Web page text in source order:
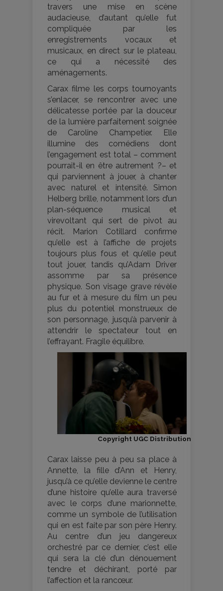
travers une mise en scène
audacieuse, d’autant qu’elle fut
compliquée par les
enregistrements vocaux et
musicaux, en direct sur le plateau,
ce qui a nécessité des
aménagements.
Carax filme les corps tournoyants
s’enlacer, se rencontrer avec une
délicatesse portée par la douceur
de la lumière parfaitement soignée
de Caroline Champetier. Elle
illumine des comédiens dont
l’engagement est total – comment
pourrait-il en être autrement ?– et
qui parviennent à jouer, à chanter
avec naturel et intensité. Simon
Helberg brille, notamment lors d’un
plan-séquence musical et
virevoltant qui sert de pivot au
récit. Marion Cotillard confirme
qu’elle est à l’affiche de projets
toujours plus fous et qu’elle peut
tout jouer, tandis qu’Adam Driver
assomme par sa présence
physique. Son visage grave révèle
au fur et à mesure du film un peu
plus du potentiel monstrueux de
son personnage, jusqu’à parvenir à
attendrir le spectateur tout en
l’effrayant. Fragile équilibre.
Copyright UGC Distribution
Carax laisse peu à peu sa place à
Annette, la fille d’Ann et Henry,
jusqu’à ce qu’elle devienne le centre
d’une histoire qu’elle aura traversé
avec le corps d’une marionnette,
comme un symbole de l’utilisation
qui en est faite par son père Henry.
Au centre d’un jeu dangereux
orchestré par ce dernier, c’est elle
qui sera la clé d’un dénouement
tendre et déchirant, porté par
l’affection et la rancœur.